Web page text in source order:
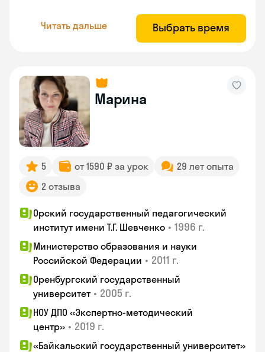
Читать дальше Выбрать время
Марина
5 от 1590 ₽ за урок
29 лет опыта
2 отзыва
Орский государственный педагогический
институт имени Т.Г. Шевченко • 1996 г.
Министерство образования и науки
Российской Федерации • 2011 г.
Оренбургский государственный
университет • 2005 г.
НОУ ДПО «Экспертно-методический
центр» • 2019 г.
«Байкальский государственный университет»